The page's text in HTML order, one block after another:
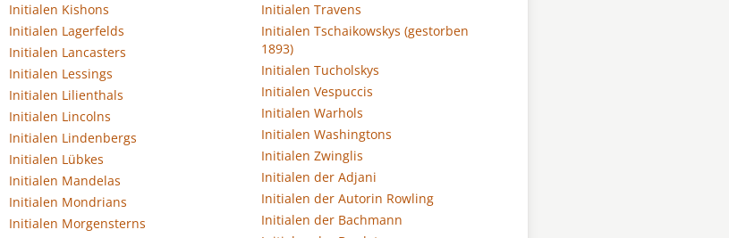
Initialen Kishons
Initialen Lagerfelds
Initialen Lancasters
Initialen Lessings
Initialen Lilienthals
Initialen Lincolns
Initialen Lindenbergs
Initialen Lübkes
Initialen Mandelas
Initialen Mondrians
Initialen Morgensterns
Initialen Travens
Initialen Tschaikowskys (gestorben
1893)
Initialen Tucholskys
Initialen Vespuccis
Initialen Warhols
Initialen Washingtons
Initialen Zwinglis
Initialen der Adjani
Initialen der Autorin Rowling
Initialen der Bachmann